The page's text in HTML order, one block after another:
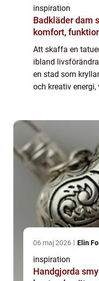
inspiration
Badkläder dam
komfort,
Att skaffa en
ibland
en stad som
och kreativ energi,
06 maj 2026 Elin
inspiration
Handgjorda